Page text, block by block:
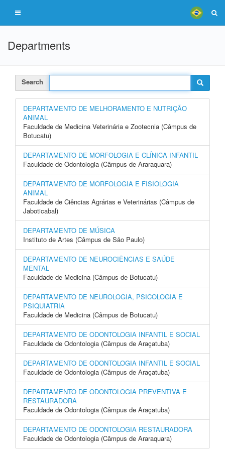
Departments
Search
DEPARTAMENTO DE MELHORAMENTO E NUTRIÇÃO
ANIMAL
Faculdade de Medicina Veterinária e Zootecnia (Câmpus de
Botucatu)
DEPARTAMENTO DE MORFOLOGIA E CLÍNICA INFANTIL
Faculdade de Odontologia (Câmpus de Araraquara)
DEPARTAMENTO DE MORFOLOGIA E FISIOLOGIA
ANIMAL
Faculdade de Ciências Agrárias e Veterinárias (Câmpus de
Jaboticabal)
DEPARTAMENTO DE MÚSICA
Instituto de Artes (Câmpus de São Paulo)
DEPARTAMENTO DE NEUROCIÊNCIAS E SAÚDE
MENTAL
Faculdade de Medicina (Câmpus de Botucatu)
DEPARTAMENTO DE NEUROLOGIA, PSICOLOGIA E
PSIQUIATRIA
Faculdade de Medicina (Câmpus de Botucatu)
DEPARTAMENTO DE ODONTOLOGIA INFANTIL E SOCIAL
Faculdade de Odontologia (Câmpus de Araçatuba)
DEPARTAMENTO DE ODONTOLOGIA INFANTIL E SOCIAL
Faculdade de Odontologia (Câmpus de Araçatuba)
DEPARTAMENTO DE ODONTOLOGIA PREVENTIVA E
RESTAURADORA
Faculdade de Odontologia (Câmpus de Araçatuba)
DEPARTAMENTO DE ODONTOLOGIA RESTAURADORA
Faculdade de Odontologia (Câmpus de Araraquara)